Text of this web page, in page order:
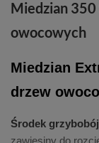
Miedzian 350
owocowych
Miedzian
drzew
Środek
zawiesiny do